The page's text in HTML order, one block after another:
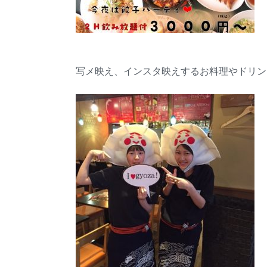
写メ映え、インスタ映えするお料理やドリン